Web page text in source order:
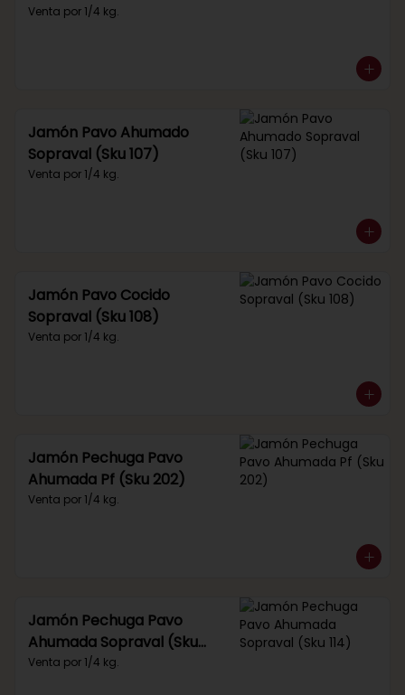
Venta por 1/4 kg.
Jamón Pavo Ahumado
Sopraval (Sku 107)
Venta por 1/4 kg.
Jamón Pavo Cocido
Sopraval (Sku 108)
Venta por 1/4 kg.
Jamón Pechuga Pavo
Ahumada Pf (Sku 202)
Venta por 1/4 kg.
Jamón Pechuga Pavo
Ahumada Sopraval (Sku
114)
Venta por 1/4 kg.